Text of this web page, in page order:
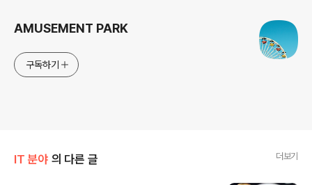
AMUSEMENT PARK
구독하기
IT 분야 의 다른 글 더보기